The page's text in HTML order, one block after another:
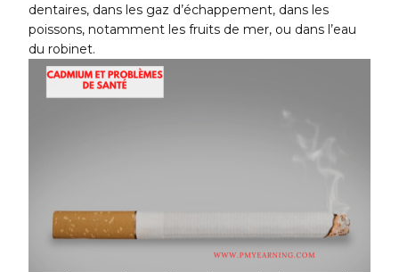
dentaires, dans les gaz d’échappement, dans les
poissons, notamment les fruits de mer, ou dans l’eau
du robinet.